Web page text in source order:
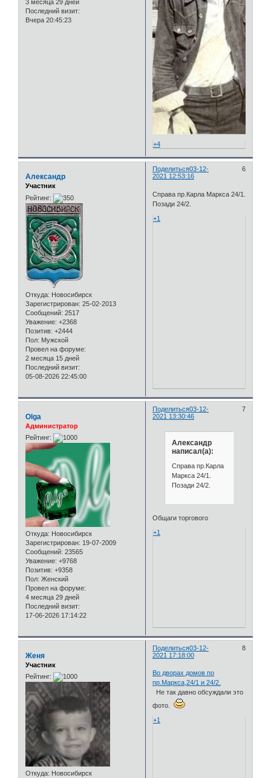
3 месяца 29 дней
Последний визит:
Вчера 20:45:23
+4
Поделиться 6
03-12-
2021 12:53:16
Александр
Участник
Рейтинг:
Откуда: Новосибирск
Зарегистрирован: 25-02-2013
Сообщений: 2517
Уважение: +2368
Позитив: +2444
Пол: Мужской
Провел на форуме:
2 месяца 15 дней
Последний визит:
05-08-2026 22:45:00
Справа пр.Карла Маркса 24/1.
Позади 24/2.
+1
Поделиться 7
03-12-
2021 13:30:46
Olga
Администратор
Рейтинг:
Откуда: Новосибирск
Зарегистрирован: 19-07-2009
Сообщений: 23565
Уважение: +9768
Позитив: +9358
Пол: Женский
Провел на форуме:
4 месяца 29 дней
Последний визит:
17-06-2026 17:14:22
Александр
написал(а):
Справа пр.Карла
Маркса 24/1.
Позади 24/2.
Общаги торгового
+1
Поделиться 8
03-12-
2021 17:18:00
Женя
Участник
Рейтинг:
Откуда: Новосибирск
Во дворах домов по
пр.Маркса,24/1 и 24/2.
Не так давно обсуждали это
фото.
+1